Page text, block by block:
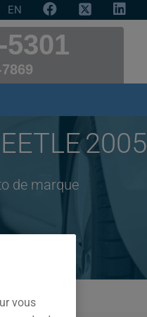
EN
5301
2005
de marque
vous